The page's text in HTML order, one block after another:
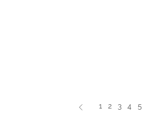
1 2 3 4 5